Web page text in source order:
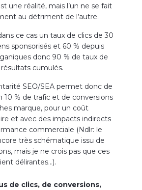
une réalité, mais l’un ne se fait
au détriment de l’autre.
ce cas un taux de clics de 30
sponsorisés et 60 % depuis
donc 90 % de taux de
cumulés.
SEO/SEA permet donc de
10 % de trafic et de conversions
marque, pour un coût
et avec des impacts indirects
commerciale (Ndlr: le
très schématique issu de
mais je ne crois pas que ces
délirantes…).
de clics, de conversions,